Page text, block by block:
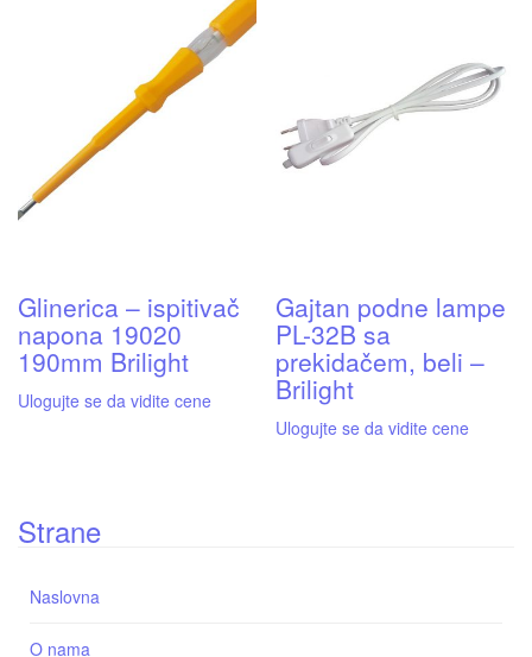
Glinerica – ispitivač
napona 19020
190mm Brilight
Ulogujte se da vidite cene
Gajtan podne lampe
PL-32B sa
prekidačem, beli –
Brilight
Ulogujte se da vidite cene
Strane
Naslovna
O nama